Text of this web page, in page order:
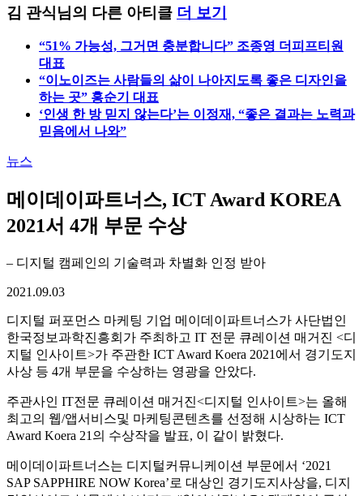
김 관식님의 다른 아티클 더 보기
“51% 가능성, 그거면 충분합니다” 조종영 더피프티원
대표
“이노이즈는 사람들의 삶이 나아지도록 좋은 디자인을
하는 곳” 홍순기 대표
‘인생 한 방 믿지 않는다’는 이정재, “좋은 결과는 노력과
믿음에서 나와”
뉴스
메이데이파트너스, ICT Award KOREA
2021서 4개 부문 수상
– 디지털 캠페인의 기술력과 차별화 인정 받아
2021.09.03
디지털 퍼포먼스 마케팅 기업 메이데이파트너스가 사단법인
한국정보과학진흥회가 주최하고 IT 전문 큐레이션 매거진 <디
지털 인사이트>가 주관한 ICT Award Koera 2021에서 경기도지
사상 등 4개 부문을 수상하는 영광을 안았다.
주관사인 IT전문 큐레이션 매거진<디지털 인사이트>는 올해
최고의 웹/앱서비스및 마케팅콘텐츠를 선정해 시상하는 ICT
Award Koera 21의 수상작을 발표, 이 같이 밝혔다.
메이데이파트너스는 디지털커뮤니케이션 부문에서 ‘2021
SAP SAPPHIRE NOW Korea’로 대상인 경기도지사상을, 디지